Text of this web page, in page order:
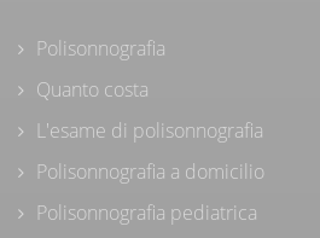
Polisonnografia
Quanto costa
L'esame di polisonnografia
Polisonnografia a domicilio
Polisonnografia pediatrica